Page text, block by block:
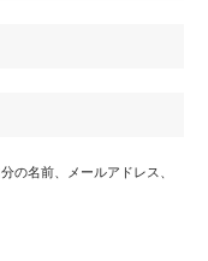
の名前、メールアドレス、